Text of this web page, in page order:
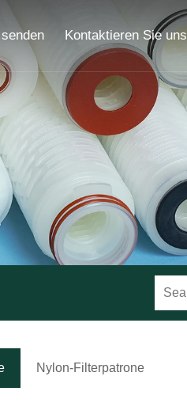
Kontaktieren Sie uns
Nylon-Filterpatrone